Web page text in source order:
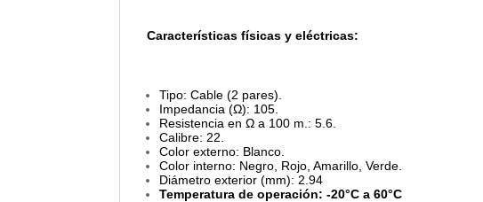
Características físicas y eléctricas:
Tipo: Cable (2 pares).
Impedancia (Ω): 105.
Resistencia en Ω a 100 m.: 5.6.
Calibre: 22.
Color externo: Blanco.
Color interno: Negro, Rojo, Amarillo, Verde.
Diámetro exterior (mm): 2.94
Temperatura de operación: -20°C a 60°C